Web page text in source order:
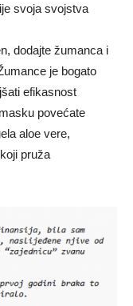
svoja svojstva
dodajte žumanca i
je bogato
efikasnost
povećate
aloe vere,
pruža